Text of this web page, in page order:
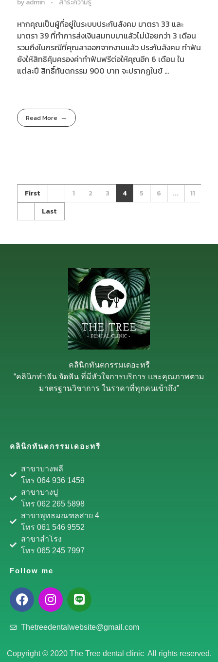
byadmin สาระความรู้
หากคุณเป็นผู้ที่อยู่ในระบบประกันสังคม มาตรา 33 และ
มาตรา 39 ที่ทำการส่งเงินสมทบมาแล้วไม่น้อยกว่า 3 เดือน
รวมถึงในกรณีที่คุณลาออกจากงานแล้ว ประกันสังคม ทำฟัน
ยังให้สิทธิคุ้มครองค่าทำฟันฟรีต่อให้คุณอีก 6 เดือน ใน
แต่ละปี สิทธิ์ทันตกรรม 900 บาท จะปรากฏในข้ ...
Read More
First 1 2 3 4 5 6 ...
11
Last
คลินิกทันตกรรมเดอะทรี
“คลินิกทำฟัน จัดฟัน ที่มีหัวใจการบริการ และคุณภาพตาม
มาตรฐานวิชาการ ในราคาที่ทุกคนเข้าถึง”
คลินิกทันตกรรมเดอะทรี
สาขาบางพลี
โทร 064 936 1459
สาขาบางปู
โทร 062 265 5898
สาขาพุทธมณฑลสาย 4
โทร 061 546 9552
สาขาสำโรง
โทร 065 245 7997
Follow me
Thetreedentalwebsite@gmail.com
Copyright © 2020 The Tree dental clinic All rights reserved.